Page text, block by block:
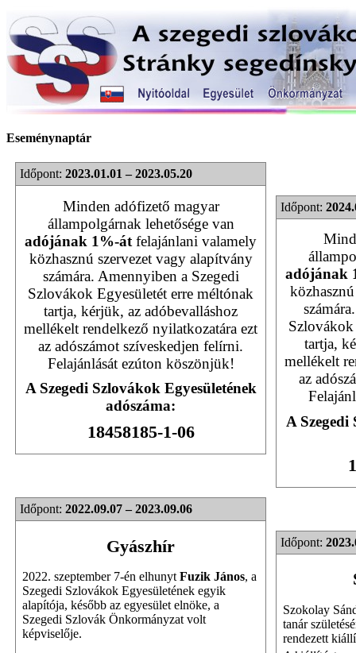
Eseménynaptár
Időpont: 2023.01.01 – 2023.05.20
Minden adófizető magyar
állampolgárnak lehetősége van
adójának 1%-át felajánlani valamely
közhasznú szervezet vagy alapítvány
számára. Amennyiben a Szegedi
Szlovákok Egyesületét erre méltónak
tartja, kérjük, az adóbevalláshoz
mellékelt rendelkező nyilatkozatára ezt
az adószámot szíveskedjen felírni.
Felajánlását ezúton köszönjük!
A Szegedi Szlovákok Egyesületének
adószáma:
18458185-1-06
Időpont:
adójának
Szlovákok
tartja,
mellékelt
az
A Szegedi
Időpont: 2022.09.07 – 2023.09.06
Gyászhír
2022. szeptember 7-én elhunyt Fuzik János, a
Szegedi Szlovákok Egyesületének egyik
alapítója, később az egyesület elnöke, a
Szegedi Szlovák Önkormányzat volt
képviselője.
Időpont:
Szokolay
tanár
rendezett